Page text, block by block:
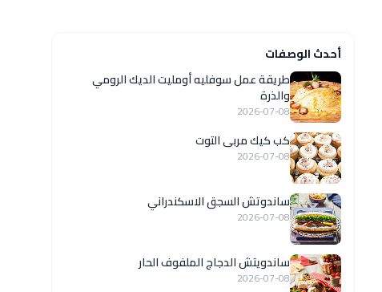
أحدث الوصفات
طريقة عمل سوفليه أومليت الديك الرومي
والذرة
2026-07-08
كب كيك مربى التوت
2026-07-08
ساندوتش السجق الاسكندراني
2026-07-08
ساندويتش الدجاج الملفوف الحار
2026-07-08